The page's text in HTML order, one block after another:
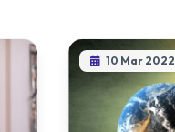
10 Mar 2022